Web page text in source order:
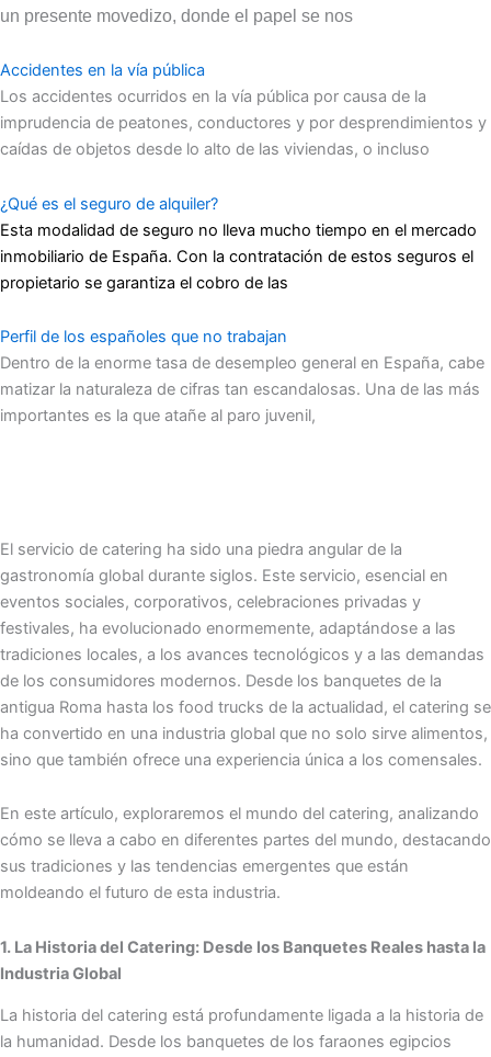
un presente movedizo, donde el papel se nos
Accidentes en la vía pública
Los accidentes ocurridos en la vía pública por causa de la
imprudencia de peatones, conductores y por desprendimientos y
caídas de objetos desde lo alto de las viviendas, o incluso
¿Qué es el seguro de alquiler?
Esta modalidad de seguro no lleva mucho tiempo en el mercado
inmobiliario de España. Con la contratación de estos seguros el
propietario se garantiza el cobro de las
Perfil de los españoles que no trabajan
Dentro de la enorme tasa de desempleo general en España, cabe
matizar la naturaleza de cifras tan escandalosas. Una de las más
importantes es la que atañe al paro juvenil,
El servicio de catering ha sido una piedra angular de la
gastronomía global durante siglos. Este servicio, esencial en
eventos sociales, corporativos, celebraciones privadas y
festivales, ha evolucionado enormemente, adaptándose a las
tradiciones locales, a los avances tecnológicos y a las demandas
de los consumidores modernos. Desde los banquetes de la
antigua Roma hasta los food trucks de la actualidad, el catering se
ha convertido en una industria global que no solo sirve alimentos,
sino que también ofrece una experiencia única a los comensales.
En este artículo, exploraremos el mundo del catering, analizando
cómo se lleva a cabo en diferentes partes del mundo, destacando
sus tradiciones y las tendencias emergentes que están
moldeando el futuro de esta industria.
1. La Historia del Catering: Desde los Banquetes Reales hasta la
Industria Global
La historia del catering está profundamente ligada a la historia de
la humanidad. Desde los banquetes de los faraones egipcios